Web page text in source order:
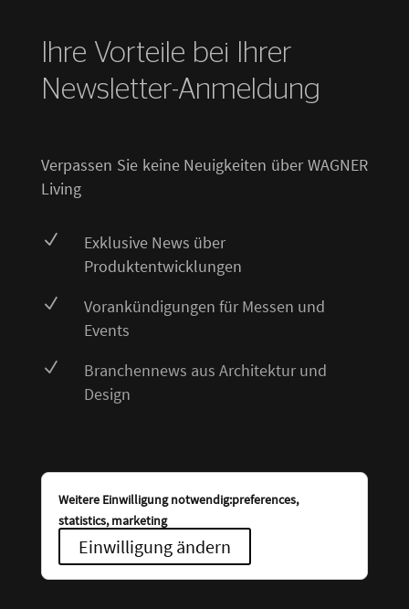
Ihre Vorteile bei Ihrer
Newsletter-Anmeldung
Verpassen Sie keine Neuigkeiten über WAGNER
Living
N
Exklusive News über
Produktentwicklungen
N
Vorankündigungen für Messen und
Events
N
Branchennews aus Architektur und
Design
Weitere Einwilligung notwendig:preferences,
statistics, marketing
Einwilligung ändern